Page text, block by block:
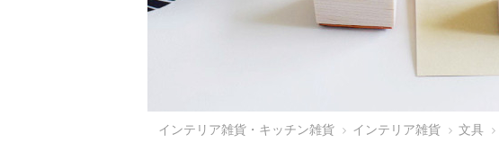
インテリア雑貨・キッチン雑貨 インテリア雑貨 文具